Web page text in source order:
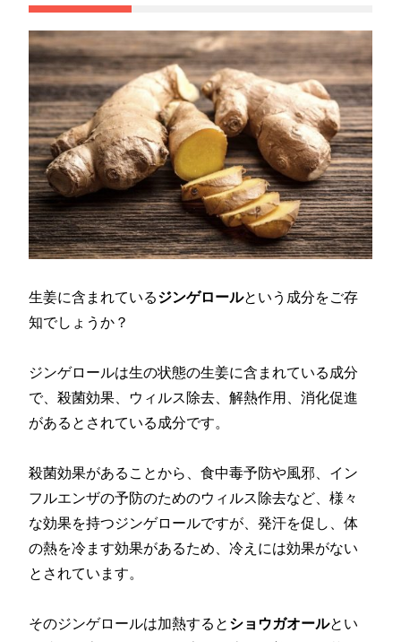
生姜に含まれているジンゲロールという成分をご存
知でしょうか？
ジンゲロールは生の状態の生姜に含まれている成分
で、殺菌効果、ウィルス除去、解熱作用、消化促進
があるとされている成分です。
殺菌効果があることから、食中毒予防や風邪、イン
フルエンザの予防のためのウィルス除去など、様々
な効果を持つジンゲロールですが、発汗を促し、体
の熱を冷ます効果があるため、冷えには効果がない
とされています。
そのジンゲロールは加熱すると ショウガオールとい